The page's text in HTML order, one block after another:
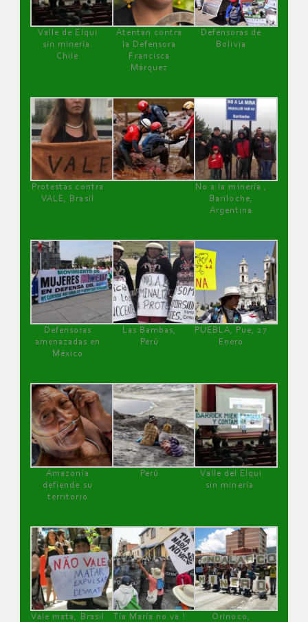
Valle de Elqui
sin minería.
Chile
Atentan contra
la Defensora
Francisca
Márquez
Defensoras de
Bolivia
Protestas contra
VALE, Brasil
No a la minería ,
Bariloche,
Argentina
Defensoras
amenazadas en
México
Las Bambas,
Perú
PUEBLA, Pue, 27
Enero
Amazonía
defiende su
territorio
Perú
Valle del Elqui
sin minería.
Vale mata, Brasil Tía María no va ! Orinoco,